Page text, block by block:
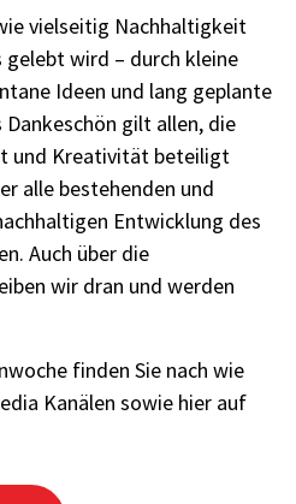
vielseitig Nachhaltigkeit
wird – durch kleine
Ideen und lang geplante
gilt allen, die
und Kreativität beteiligt
alle bestehenden und
Entwicklung des
Auch über die
wir dran und werden
finden Sie nach wie
Kanälen sowie hier auf